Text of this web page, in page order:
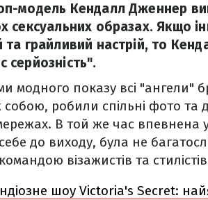
модель Кендалл Дженнер
сексуальних образах. Якщо
та грайливий настрій, то
модного показу всі "ангели"
собою, робили спільні фото та
В той же час впевнена
до виходу, була не
візажистів та
шоу Victoria's Secret: